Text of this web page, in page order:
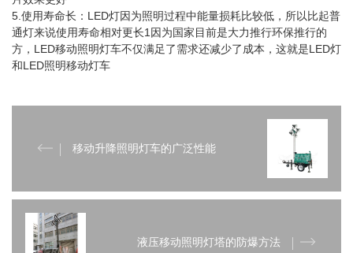
5.使用寿命长：LED灯因为照明过程中能量损耗比较低，所以比起普
通灯来说使用寿命相对更长1因为国家目前是大力推行环保推行的
方，LED移动照明灯车不仅满足了需求还减少了成本，这就是LED灯
和LED照明移动灯车
移动升降照明灯车的广泛性能
液压移动照明灯塔的防爆方法